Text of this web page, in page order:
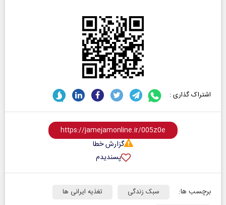
اشتراک گذاری :
گزارش خطا
پسندیدم
برچسب ها: سبک زندگی
تغذیه ایرانی ها